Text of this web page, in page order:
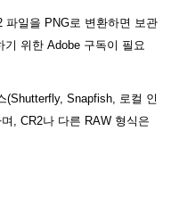
파일을 PNG로 변환하면 보관
기 위한 Adobe 구독이 필요
(Shutterfly, Snapfish, 로컬 인
, CR2나 다른 RAW 형식은